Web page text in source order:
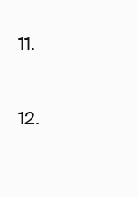
11.
12.